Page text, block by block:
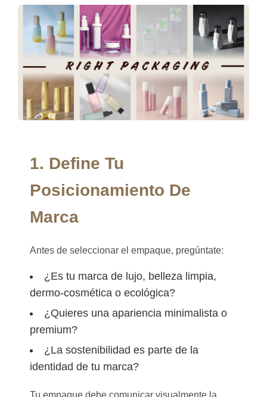
1. Define Tu
Posicionamiento De
Marca
Antes de seleccionar el empaque, pregúntate:
¿Es tu marca de lujo, belleza limpia,
dermo-cosmética o ecológica?
¿Quieres una apariencia minimalista o
premium?
¿La sostenibilidad es parte de la
identidad de tu marca?
Tu empaque debe comunicar visualmente la